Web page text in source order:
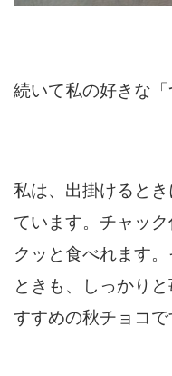
続いて私の好きな
私は、出掛けると
ています。チャッ
クッと食べれます
ときも、しっかり
すすめの秋チョコで